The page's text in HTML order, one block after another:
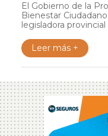
El Gobierno de la
Bienestar
legisladora
Leer más +